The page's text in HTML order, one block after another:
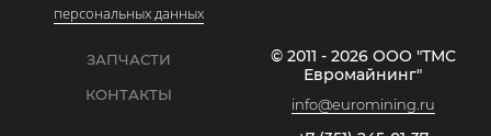
персональных данных
ЗАПЧАСТИ
КОНТАКТЫ
© 2011 - 2026 ООО "ТМС
Евромайнинг"
info@euromining.ru